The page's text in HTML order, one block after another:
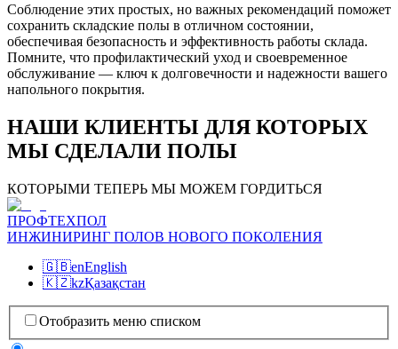
Соблюдение этих простых, но важных рекомендаций поможет
сохранить складские полы в отличном состоянии,
обеспечивая безопасность и эффективность работы склада.
Помните, что профилактический уход и своевременное
обслуживание — ключ к долговечности и надежности вашего
напольного покрытия.
НАШИ КЛИЕНТЫ ДЛЯ КОТОРЫХ
МЫ СДЕЛАЛИ ПОЛЫ
КОТОРЫМИ ТЕПЕРЬ МЫ МОЖЕМ ГОРДИТЬСЯ
ПРОФТЕХПОЛ
ИНЖИНИРИНГ ПОЛОВ НОВОГО ПОКОЛЕНИЯ
🇬🇧enEnglish
🇰🇿kzҚазақстан
Отобразить меню списком